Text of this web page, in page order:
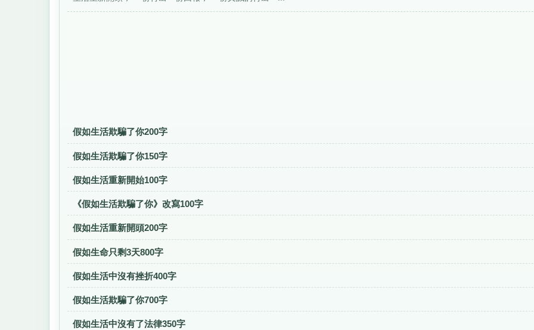
假如生活欺騙了你200字
假如生活欺騙了你150字
假如生活重新開始100字
《假如生活欺騙了你》改寫100字
假如生活重新開頭200字
假如生命只剩3天800字
假如生活中沒有挫折400字
假如生活欺騙了你700字
假如生活中沒有了法律350字